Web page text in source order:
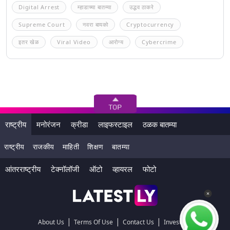
Digital Arrest म्हाडाच्या बातम्या उद्धव ठाकरे
Supreme Court नवरा बायको Cryptocurrency
इतर खेळ Viral Video आरोग्य Cybercrime
राष्ट्रीय मनोरंजन क्रीडा लाइफस्टाइल ठळक बातम्या
राष्ट्रीय राजकीय माहिती शिक्षण बातम्या
आंतरराष्ट्रीय टेक्नॉलॉजी ऑटो व्हायरल फोटो
About Us | Terms Of Use | Contact Us | Investors